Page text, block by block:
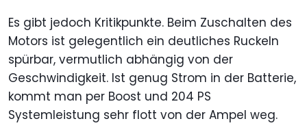
Es gibt jedoch Kritikpunkte. Beim Zuschalten des
Motors ist gelegentlich ein deutliches Ruckeln
spürbar, vermutlich abhängig von der
Geschwindigkeit. Ist genug Strom in der Batterie,
kommt man per Boost und 204 PS
Systemleistung sehr flott von der Ampel weg.